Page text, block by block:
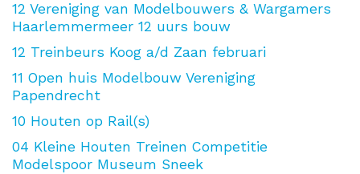
12 Vereniging van Modelbouwers & Wargamers
Haarlemmermeer 12 uurs bouw
12 Treinbeurs Koog a/d Zaan februari
11 Open huis Modelbouw Vereniging
Papendrecht
10 Houten op Rail(s)
04 Kleine Houten Treinen Competitie
Modelspoor Museum Sneek